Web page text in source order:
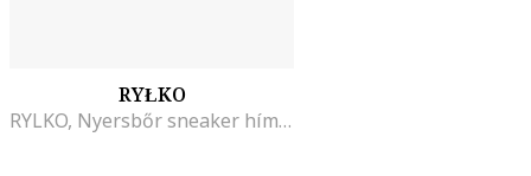
RYŁKO
RYLKO, Nyersbőr sneaker hímzett logóval, Bézs